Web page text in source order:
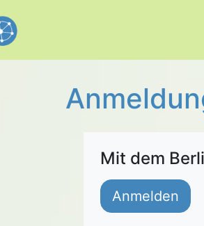
Mit dem
Anmelden